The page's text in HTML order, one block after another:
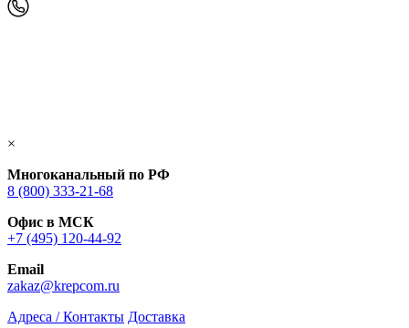
×
Многоканальный по РФ
8 (800) 333‑21-68
Офис в МСК
+7 (495) 120-44-92
Email
zakaz@krepcom.ru
Адреса / Контакты Доставка